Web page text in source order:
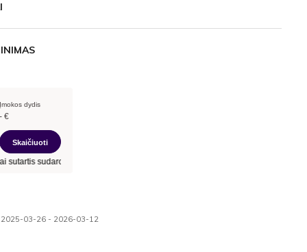
2025-03-26 - 2026-03-12